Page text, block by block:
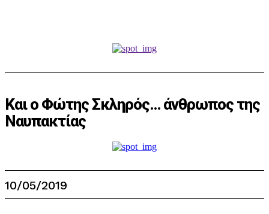
Και ο Φώτης Σκληρός… άνθρωπος της
Ναυπακτίας
10/05/2019